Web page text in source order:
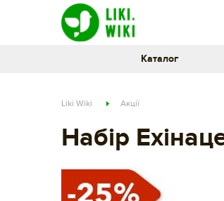
Каталог
Liki Wiki Акції
Набір
81b7932f-780c-11eb-80db-